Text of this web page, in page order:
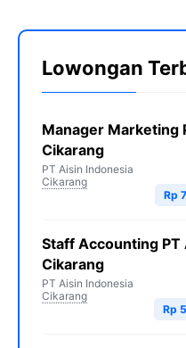
Lowongan
Manager Marketing
Cikarang
PT Aisin Indonesia
Cikarang
Rp
Staff Accounting PT
Cikarang
PT Aisin Indonesia
Cikarang
Rp